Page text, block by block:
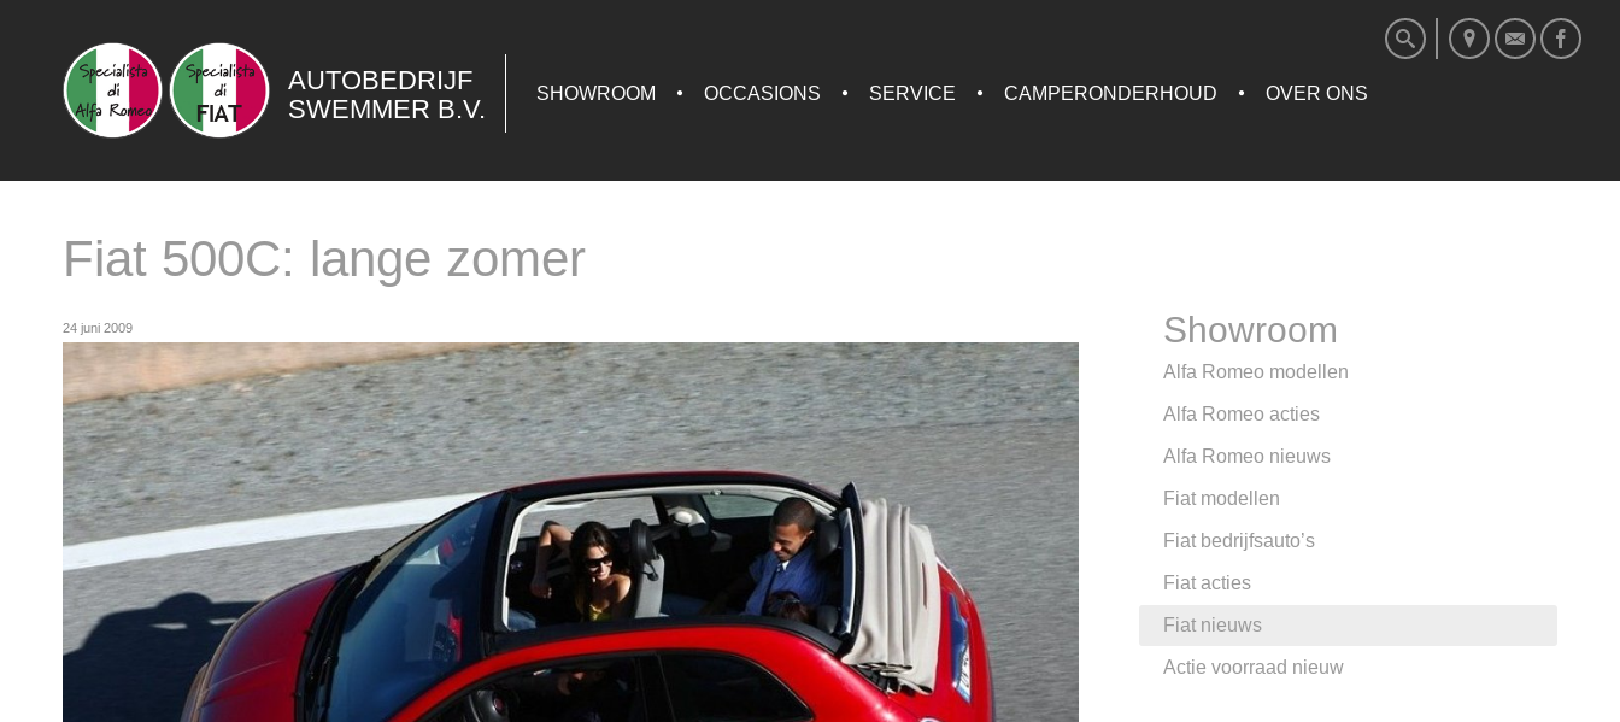
AUTOBEDRIJF
SWEMMER B.V.
SHOWROOM OCCASIONS SERVICE CAMPERONDERHOUD OVER ONS
Fiat 500C: lange zomer
24 juni 2009 Showroom
Alfa Romeo modellen
Alfa Romeo acties
Alfa Romeo nieuws
Fiat modellen
Fiat bedrijfsauto’s
Fiat acties
Fiat nieuws
Actie voorraad nieuw